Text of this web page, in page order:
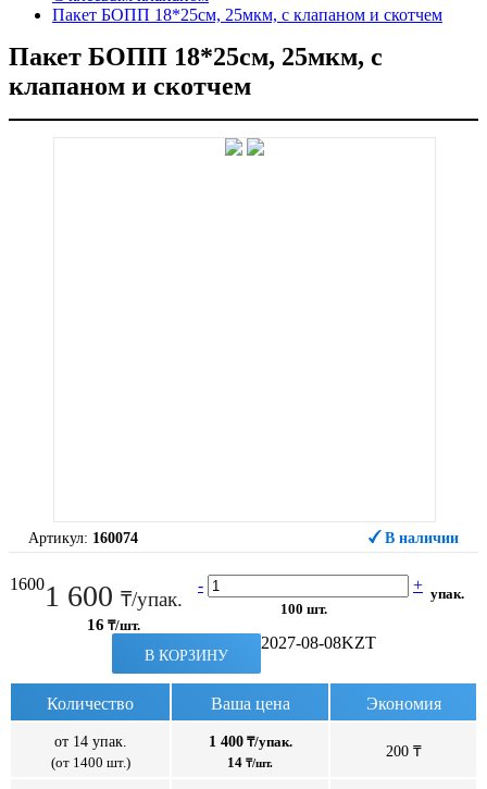
Пакет БОПП 18*25см, 25мкм, с клапаном и скотчем
Пакет БОПП 18*25см, 25мкм, с
клапаном и скотчем
Артикул: 160074 В наличии
16001 600 ₸/упак.
16 ₸/шт.
- +
100 шт.
упак.
В КОРЗИНУ
2027-08-08KZT
Количество Ваша цена Экономия
от 14 упак.
(от 1400 шт.)
1 400₸/упак.
14 ₸/шт.
200 ₸